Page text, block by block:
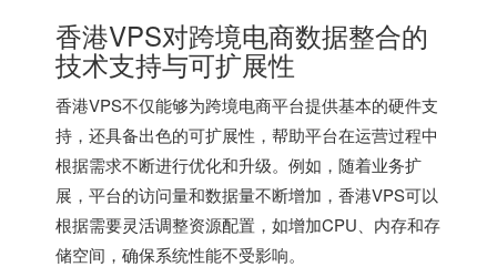
香港VPS对跨境电商数据整合的
技术支持与可扩展性
香港VPS不仅能够为跨境电商平台提供基本的硬件支
持，还具备出色的可扩展性，帮助平台在运营过程中
根据需求不断进行优化和升级。例如，随着业务扩
展，平台的访问量和数据量不断增加，香港VPS可以
根据需要灵活调整资源配置，如增加CPU、内存和存
储空间，确保系统性能不受影响。